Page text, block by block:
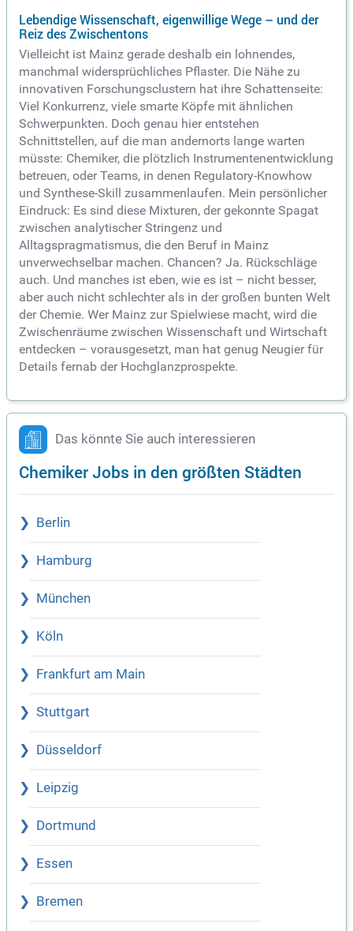
Lebendige Wissenschaft, eigenwillige Wege – und der
Reiz des Zwischentons
Vielleicht ist Mainz gerade deshalb ein lohnendes,
manchmal widersprüchliches Pflaster. Die Nähe zu
innovativen Forschungsclustern hat ihre Schattenseite:
Viel Konkurrenz, viele smarte Köpfe mit ähnlichen
Schwerpunkten. Doch genau hier entstehen
Schnittstellen, auf die man andernorts lange warten
müsste: Chemiker, die plötzlich Instrumentenentwicklung
betreuen, oder Teams, in denen Regulatory-Knowhow
und Synthese-Skill zusammenlaufen. Mein persönlicher
Eindruck: Es sind diese Mixturen, der gekonnte Spagat
zwischen analytischer Stringenz und
Alltagspragmatismus, die den Beruf in Mainz
unverwechselbar machen. Chancen? Ja. Rückschläge
auch. Und manches ist eben, wie es ist – nicht besser,
aber auch nicht schlechter als in der großen bunten Welt
der Chemie. Wer Mainz zur Spielwiese macht, wird die
Zwischenräume zwischen Wissenschaft und Wirtschaft
entdecken – vorausgesetzt, man hat genug Neugier für
Details fernab der Hochglanzprospekte.
Das könnte Sie auch interessieren
Chemiker Jobs in den größten Städten
Berlin
Hamburg
München
Köln
Frankfurt am Main
Stuttgart
Düsseldorf
Leipzig
Dortmund
Essen
Bremen